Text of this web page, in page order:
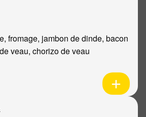
fromage, jambon de dinde, bacon
veau, chorizo de veau